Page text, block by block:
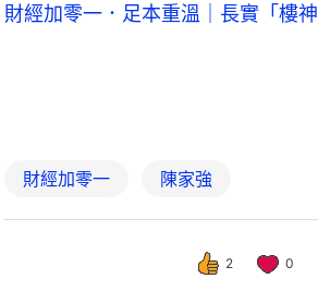
財經加零一．足本重溫｜長實「樓
財經加零一 陳家強
2 0